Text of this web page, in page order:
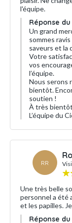
l'équipe.
Réponse
Un grand
sommes
saveurs et la
Votre
vos
l’équipe.
Nous serons
bientôt.
soutien !
À très
L’équipe du
RR
Une très belle soirée. De l'accueil à la
personnel a été agréable. Des plats
et
Réponse